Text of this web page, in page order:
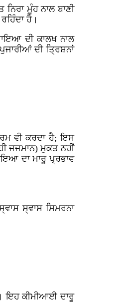
ਮੂੰਹ ਨਾਲ ਬਾਣੀ
ਹੈ।
ਦੀ ਕਾਲਖ ਨਾਲ
ਦੀ ਤ੍ਰਿਸ਼ਨਾਂ
ਵੀ ਕਰਦਾ ਹੈ; ਇਸ
ਜਜਮਾਨ) ਮੁਕਤ ਨਹੀਂ
ਦਾ ਮਾਰੂ ਪ੍ਰਭਾਵ
ਸ੍ਵਾਸ ਸਿਮਰਨਾ
ਇਹ ਕੀਮੀਆਈ ਦਾਰੂ